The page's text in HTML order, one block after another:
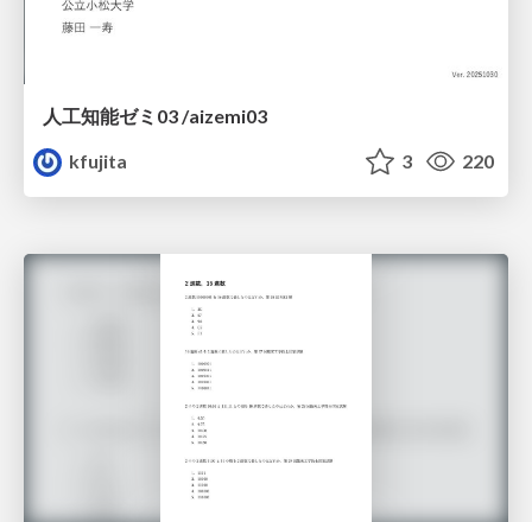
人工知能ゼミ03 /aizemi03
kfujita
3 220